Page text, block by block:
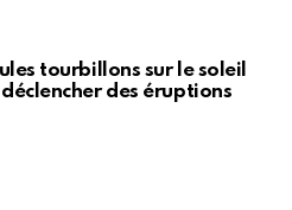
tourbillons sur le soleil
des éruptions